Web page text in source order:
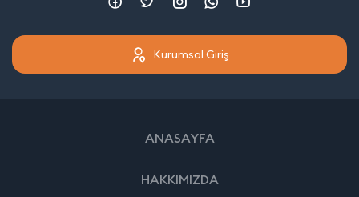
Kurumsal Giriş
ANASAYFA
HAKKIMIZDA